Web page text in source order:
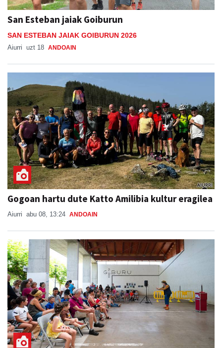
San Esteban jaiak Goiburun
SAN ESTEBAN JAIAK GOIBURUN 2026
Aiurri uzt 18 ANDOAIN
Gogoan hartu dute Katto Amilibia kultur eragilea
Aiurri abu 08, 13:24 ANDOAIN